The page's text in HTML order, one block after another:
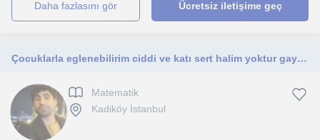
daha fazlasını gör Ücretsiz iletişime geç
Çocuklarla eglenebilirim ciddi ve katı sert halim yoktur gayet eğlenceli biriyim
Matematik
Kadiköy İstanbul